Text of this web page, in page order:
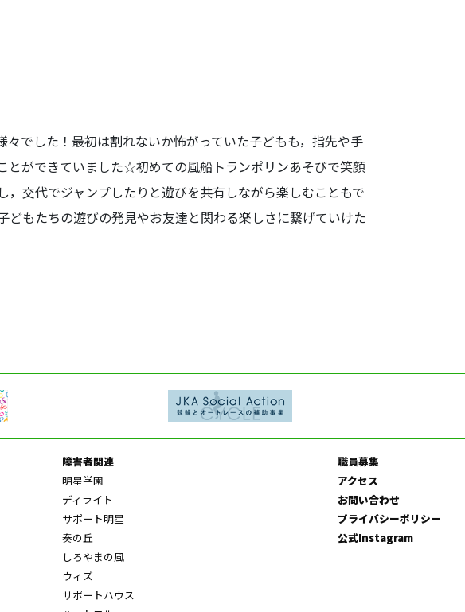
でした！最初は割れないか怖がっていた子どもも，指先や手
とができていました☆初めての風船トランポリンあそびで笑顔
交代でジャンプしたりと遊びを共有しながら楽しむこともで
もたちの遊びの発見やお友達と関わる楽しさに繋げていけた
障害者関連
明星学園
ディライト
サポート明星
奏の丘
しろやまの風
ウィズ
サポートハウス
職員募集
アクセス
お問い合わせ
プライバシーポリシー
公式Instagram